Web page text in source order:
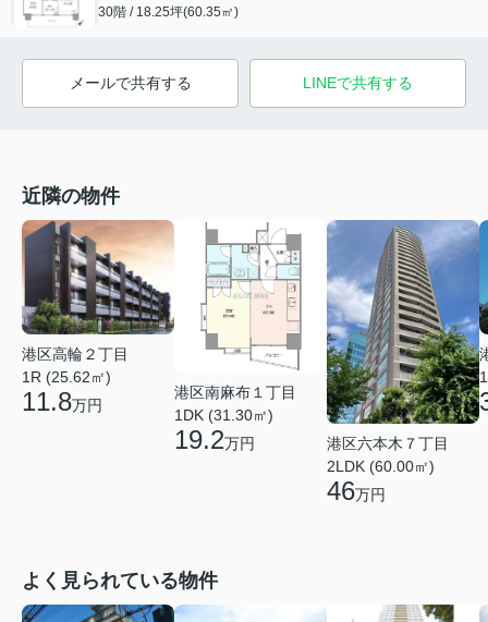
30階 / 18.25坪(60.35㎡)
メールで共有する LINEで共有する
近隣の物件
港区高輪２丁目
1R (25.62㎡)
11.8万円
港区南麻布１丁目
1DK (31.30㎡)
19.2万円
港区六本木７丁目
2LDK (60.00㎡)
46万円
よく見られている物件